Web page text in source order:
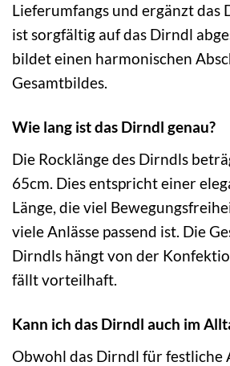
Lieferumfangs und ergänzt das
ist sorgfältig auf das Dirndl
bildet einen harmonischen
Gesamtbildes.
Wie lang ist das Dirndl genau?
Die Rocklänge des Dirndls
65cm. Dies entspricht einer
Länge, die viel
viele Anlässe passend ist. Die
Dirndls hängt von der
fällt vorteilhaft.
Kann ich das Dirndl auch im
Obwohl das Dirndl für festliche